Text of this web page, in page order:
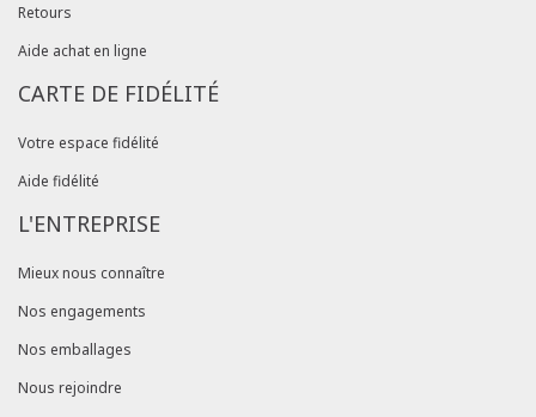
Retours
Aide achat en ligne
CARTE DE FIDÉLITÉ
Votre espace fidélité
Aide fidélité
L'ENTREPRISE
Mieux nous connaître
Nos engagements
Nos emballages
Nous rejoindre